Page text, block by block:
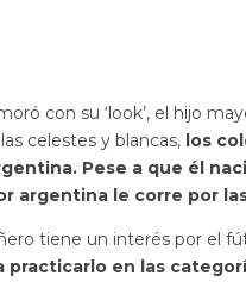
con su ‘look’, el hijo
celestes y blancas, los
Pese a que él
argentina le corre por
tiene un interés por el
practicarlo en las